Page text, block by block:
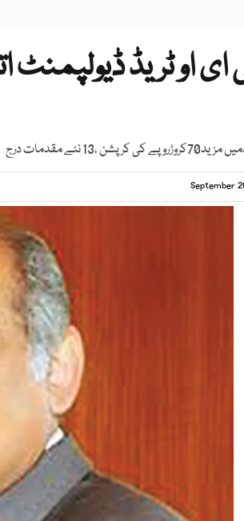
او ٹریڈ ڈیولپمنٹ
،13 نئے مقدمات درج
September